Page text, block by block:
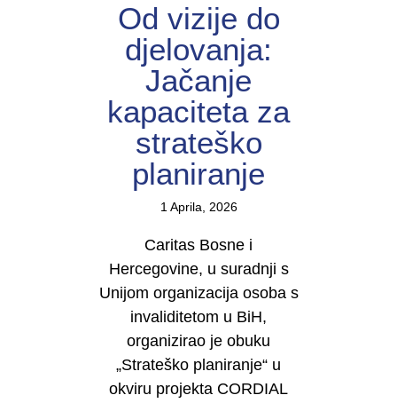
Od vizije do
djelovanja:
Jačanje
kapaciteta za
strateško
planiranje
1 Aprila, 2026
Caritas Bosne i
Hercegovine, u suradnji s
Unijom organizacija osoba s
invaliditetom u BiH,
organizirao je obuku
„Strateško planiranje“ u
okviru projekta CORDIAL